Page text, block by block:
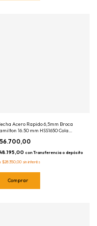
Acero Rapido 6,5mm Broca
16.50 mm HSS1650 Cola
con Transferencia o depósito
$28.350,00 sin interés